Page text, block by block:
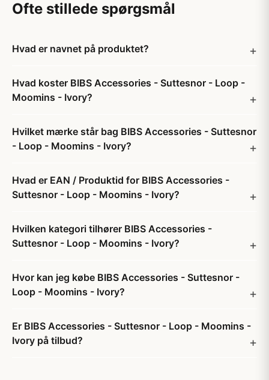
Ofte stillede spørgsmål
Hvad er navnet på produktet?
Hvad koster BIBS Accessories - Suttesnor - Loop -
Moomins - Ivory?
Hvilket mærke står bag BIBS Accessories - Suttesnor
- Loop - Moomins - Ivory?
Hvad er EAN / Produktid for BIBS Accessories -
Suttesnor - Loop - Moomins - Ivory?
Hvilken kategori tilhører BIBS Accessories -
Suttesnor - Loop - Moomins - Ivory?
Hvor kan jeg købe BIBS Accessories - Suttesnor -
Loop - Moomins - Ivory?
Er BIBS Accessories - Suttesnor - Loop - Moomins -
Ivory på tilbud?